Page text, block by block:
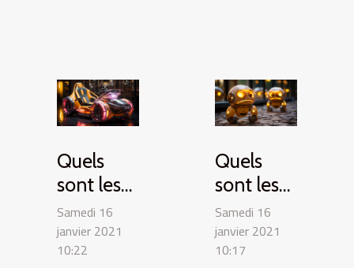
Quels
sont les
engins
drôles du
futur ?
Samedi 16
janvier 2021
10:22
Quels
sont les
robots du
futur ?
Samedi 16
janvier 2021
10:17